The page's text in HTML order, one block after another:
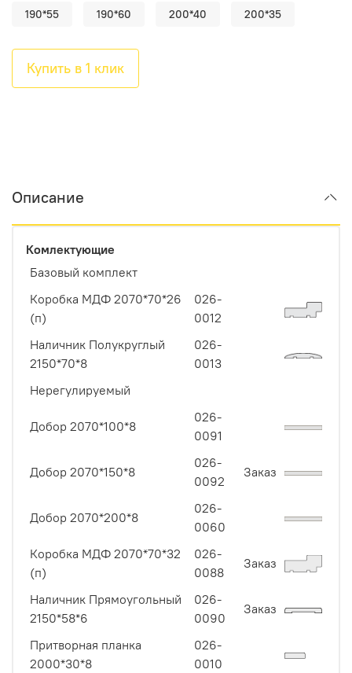
Купить в 1 клик
190*55 190*60 200*40 200*35
Описание
Комлектующие
Базовый комплект
Коробка МДФ 2070*70*26
(п)
026-
0012
Наличник Полукруглый
2150*70*8
026-
0013
Нерегулируемый
Добор 2070*100*8
026-
0091
Добор 2070*150*8
026-
0092
Заказ
Добор 2070*200*8
026-
0060
Коробка МДФ 2070*70*32
(п)
026-
0088
Заказ
Наличник Прямоугольный
2150*58*6
026-
0090
Заказ
Притворная планка
2000*30*8
026-
0010